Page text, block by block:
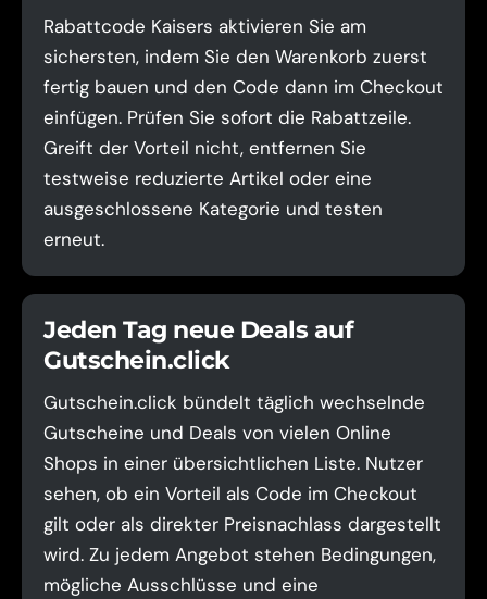
Rabattcode Kaisers aktivieren Sie am
sichersten, indem Sie den Warenkorb zuerst
fertig bauen und den Code dann im Checkout
einfügen. Prüfen Sie sofort die Rabattzeile.
Greift der Vorteil nicht, entfernen Sie
testweise reduzierte Artikel oder eine
ausgeschlossene Kategorie und testen
erneut.
Jeden Tag neue Deals auf
Gutschein.click
Gutschein.click bündelt täglich wechselnde
Gutscheine und Deals von vielen Online
Shops in einer übersichtlichen Liste. Nutzer
sehen, ob ein Vorteil als Code im Checkout
gilt oder als direkter Preisnachlass dargestellt
wird. Zu jedem Angebot stehen Bedingungen,
mögliche Ausschlüsse und eine